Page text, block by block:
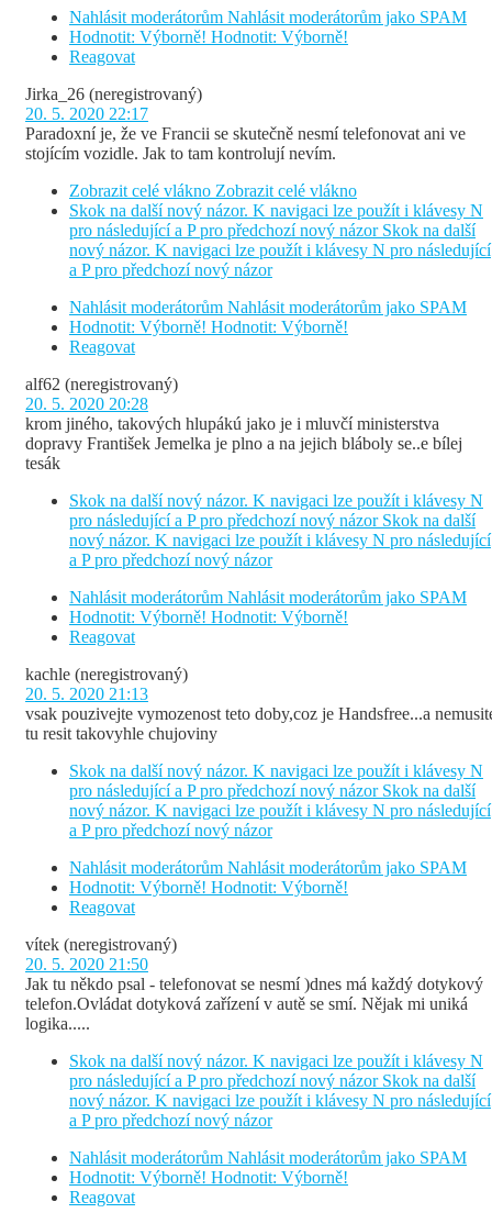
Nahlásit moderátorům Nahlásit moderátorům jako SPAM
Hodnotit: Výborně! Hodnotit: Výborně!
Reagovat
Jirka_26 (neregistrovaný)
20. 5. 2020 22:17
Paradoxní je, že ve Francii se skutečně nesmí telefonovat ani ve
stojícím vozidle. Jak to tam kontrolují nevím.
Zobrazit celé vlákno Zobrazit celé vlákno
Skok na další nový názor. K navigaci lze použít i klávesy N
pro následující a P pro předchozí nový názor Skok na další
nový názor. K navigaci lze použít i klávesy N pro následující
a P pro předchozí nový názor
Nahlásit moderátorům Nahlásit moderátorům jako SPAM
Hodnotit: Výborně! Hodnotit: Výborně!
Reagovat
alf62 (neregistrovaný)
20. 5. 2020 20:28
krom jiného, takových hlupákú jako je i mluvčí ministerstva
dopravy František Jemelka je plno a na jejich bláboly se..e bílej
tesák
Skok na další nový názor. K navigaci lze použít i klávesy N
pro následující a P pro předchozí nový názor Skok na další
nový názor. K navigaci lze použít i klávesy N pro následující
a P pro předchozí nový názor
Nahlásit moderátorům Nahlásit moderátorům jako SPAM
Hodnotit: Výborně! Hodnotit: Výborně!
Reagovat
kachle (neregistrovaný)
20. 5. 2020 21:13
vsak pouzivejte vymozenost teto doby,coz je Handsfree...a
tu resit takovyhle chujoviny
Skok na další nový názor. K navigaci lze použít i klávesy N
pro následující a P pro předchozí nový názor Skok na další
nový názor. K navigaci lze použít i klávesy N pro následující
a P pro předchozí nový názor
Nahlásit moderátorům Nahlásit moderátorům jako SPAM
Hodnotit: Výborně! Hodnotit: Výborně!
Reagovat
vítek (neregistrovaný)
20. 5. 2020 21:50
Jak tu někdo psal - telefonovat se nesmí )dnes má každý dotykový
telefon.Ovládat dotyková zařízení v autě se smí. Nějak mi uniká
logika.....
Skok na další nový názor. K navigaci lze použít i klávesy N
pro následující a P pro předchozí nový názor Skok na další
nový názor. K navigaci lze použít i klávesy N pro následující
a P pro předchozí nový názor
Nahlásit moderátorům Nahlásit moderátorům jako SPAM
Hodnotit: Výborně! Hodnotit: Výborně!
Reagovat